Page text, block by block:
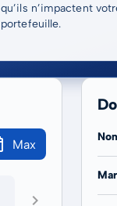
qu’ils n’impactent
portefeuille.
Max